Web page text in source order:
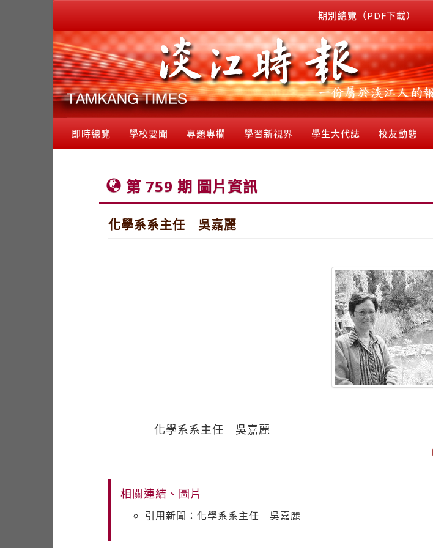
期別總覽（PDF下載）
即時總覽 學校要聞 專題專欄 學習新視界 學生大代誌 校友動態
第 759 期 圖片資訊
化學系系主任 吳嘉麗
化學系系主任 吳嘉麗
相關連結、圖片
引用新聞：化學系系主任 吳嘉麗